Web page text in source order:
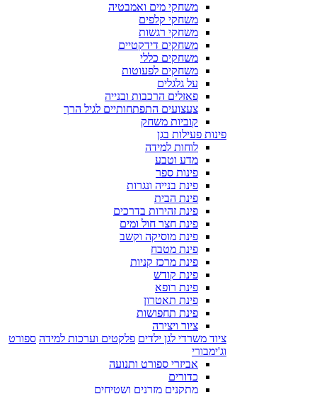
משחקי מים ואמבטיה
משחקי קלפים
משחקי רגשות
משחקים דידקטיים
משחקים כללי
משחקים לפעוטות
על גלגלים
פאזלים הרכבות ובנייה
צעצועים התפתחותיים לגיל הרך
קוביות משחק
פינות פעילות בגן
לוחות למידה
מדע וטבע
פינות ספר
פינת בנייה ונגרות
פינת הבית
פינת זהירות בדרכים
פינת חצר חול ומים
פינת מוסיקה וקשב
פינת מטבח
פינת מרכז קניות
פינת קודש
פינת רופא
פינת תאטרון
פינת תחפושות
ציור ויצירה
ציוד משרדי לגן ילדים פלקטים וערכות למידה ספורט
וג'ימבורי
אביזרי ספורט ותנועה
כדורים
מתקנים מזרנים ושטיחים